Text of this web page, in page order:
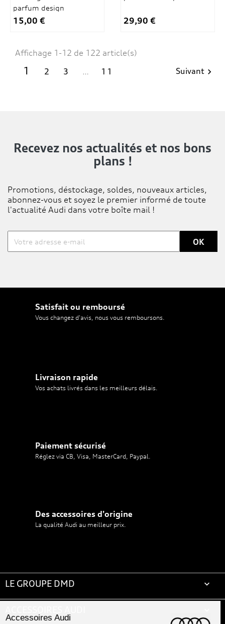
parfum design
15,00 € 29,90 €
Affichage 1-12 de 122 article(s)
1 2 3 … 11 Suivant 
Recevez nos actualités et nos bons
plans !
Promotions, déstockage, soldes, nouveaux articles,
abonnez-vous et soyez le premier informé de toute
l'actualité Audi dans votre boîte mail !
Satisfait ou remboursé
Vous changez d'avis, nous vous remboursons.
Livraison rapide
Vos achats livrés dans les meilleurs délais.
Paiement sécurisé
Réglez via CB, Visa, MasterCard, Paypal.
Des accessoires d'origine
La qualité Audi au meilleur prix.
LE GROUPE DMD 